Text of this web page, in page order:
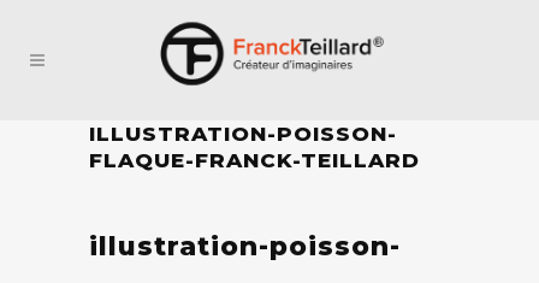
ILLUSTRATION-POISSON-
FLAQUE-FRANCK-TEILLARD
illustration-poisson-